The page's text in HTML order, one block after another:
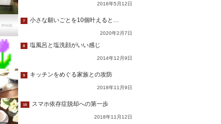
2016年5月12日
7 小さな願いごとを10個叶えると…
2020年2月7日
8 塩風呂と塩洗顔がいい感じ
2014年12月9日
9 キッチンをめぐる家族との攻防
2018年11月9日
10 スマホ依存症脱却への第一歩
2018年11月12日